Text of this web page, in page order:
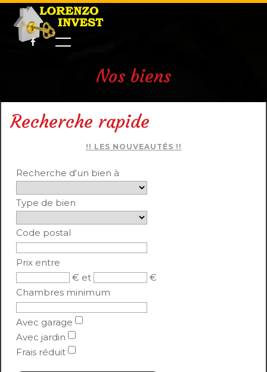
Nos biens
Recherche rapide
!! LES NOUVEAUTÉS !!
Recherche d'un bien à
Type de bien
Code postal
Prix entre
€ et
€
Chambres minimum
Avec garage
Avec jardin
Frais réduit